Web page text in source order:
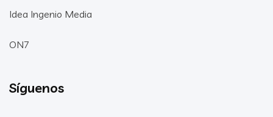
Idea Ingenio Media
ON7
Síguenos